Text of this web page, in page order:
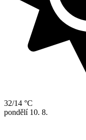
32/14 °C
pondělí 10. 8.